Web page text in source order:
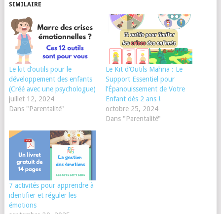
SIMILAIRE
Le kit d’outils pour le
développement des enfants
(Créé avec une psychologue)
juillet 12, 2024
Dans "Parentalité"
Le Kit d’Outils Mahna : Le
Support Essentiel pour
l’Épanouissement de Votre
Enfant dès 2 ans !
octobre 25, 2024
Dans "Parentalité"
7 activités pour apprendre à
identifier et réguler les
émotions